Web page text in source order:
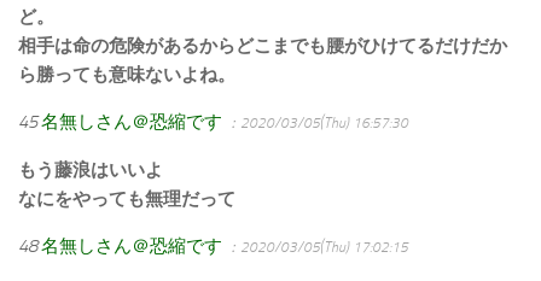
ど。
相手は命の危険があるからどこまでも腰がひけてるだけだか
ら勝っても意味ないよね。
45名無しさん＠恐縮です ：2020/03/05(Thu) 16:57:30
もう藤浪はいいよ
なにをやっても無理だって
48名無しさん＠恐縮です ：2020/03/05(Thu) 17:02:15